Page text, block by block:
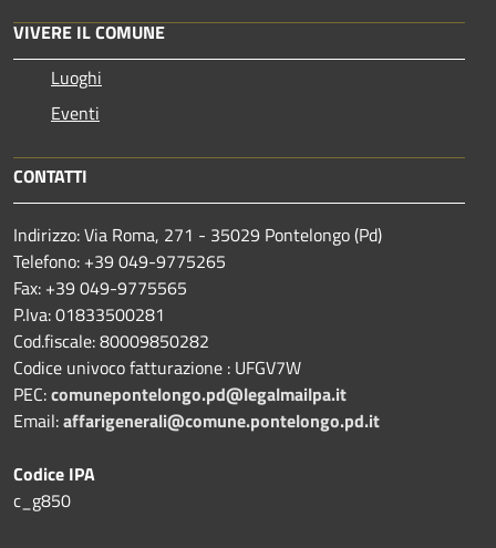
VIVERE IL COMUNE
Luoghi
Eventi
CONTATTI
Indirizzo: Via Roma, 271 - 35029 Pontelongo (Pd)
Telefono: +39 049-9775265
Fax: +39 049-9775565
P.Iva: 01833500281
Cod.fiscale: 80009850282
Codice univoco fatturazione : UFGV7W
PEC:comunepontelongo.pd@legalmailpa.it
Email:affarigenerali@comune.pontelongo.pd.it
Codice IPA
c_g850